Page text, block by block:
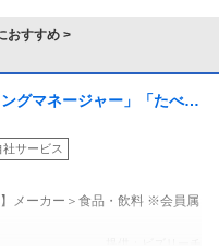
おすすめ >
グマネージャー」「たべっ
ー ギンビス「「しみチョ
グセラー商品を製造／土
株式会社ギンビス）
社サービス
メーカー＞食品・飲料 ※会員属